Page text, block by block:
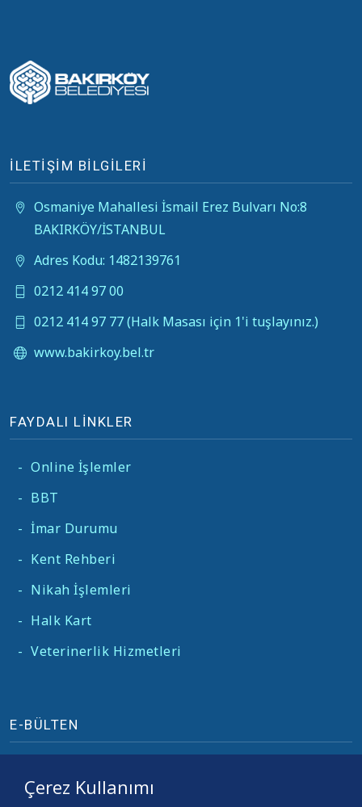
İLETİŞİM BİLGİLERİ
Osmaniye Mahallesi İsmail Erez Bulvarı No:8
BAKIRKÖY/İSTANBUL
Adres Kodu: 1482139761
0212 414 97 00
0212 414 97 77 (Halk Masası için 1'i tuşlayınız.)
www.bakirkoy.bel.tr
FAYDALI LİNKLER
- Online İşlemler
- BBT
- İmar Durumu
- Kent Rehberi
- Nikah İşlemleri
- Halk Kart
- Veterinerlik Hizmetleri
E-BÜLTEN
Çerez Kullanımı